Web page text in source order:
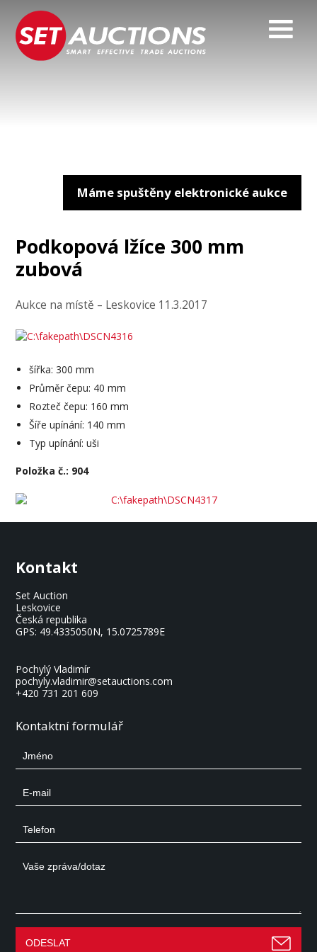
Máme spuštěny elektronické aukce
Podkopová lžíce 300 mm
zubová
Aukce na místě – Leskovice 11.3.2017
šířka: 300 mm
Průměr čepu: 40 mm
Rozteč čepu: 160 mm
Šíře upínání: 140 mm
Typ upínání: uši
Položka č.: 904
Kontakt
Set Auction
Leskovice
Česká republika
GPS: 49.4335050N, 15.0725789E
Pochylý Vladimír
pochyly.vladimir@setauctions.com
+420 731 201 609
Kontaktní formulář